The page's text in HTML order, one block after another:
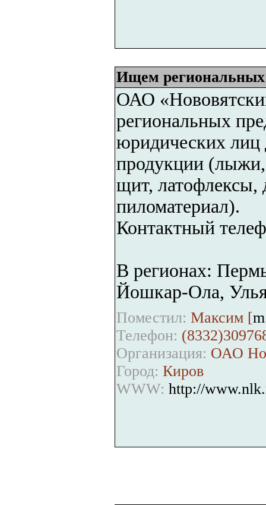
Ищем региональных
ОАО
региональных
юридических лиц
продукции
щит, латофлексы,
пиломатериал).
Контактный
В регионах:
Йошкар-Ола,
Поместил: Максим [
Телефон:
Организация: ОАО
Город: Киров
WWW: http://